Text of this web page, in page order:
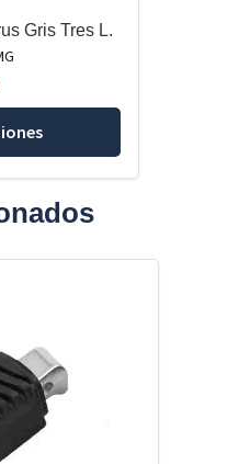
Gris Tres L.
Este
tiene
Las